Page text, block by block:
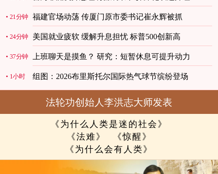
21分钟 福建官场动荡 传厦门原市委书记崔永辉被抓
24分钟 美国就业疲软 缓解升息担忧 标普500创新高
37分钟 上班聊天是摸鱼？ 研究：短暂休息可提升动力
1小时 组图：2026布里斯托尔国际热气球节缤纷登场
法轮功创始人李洪志大师发表
《为什么人类是迷的社会》
《法难》
《惊醒》
《为什么会有人类》